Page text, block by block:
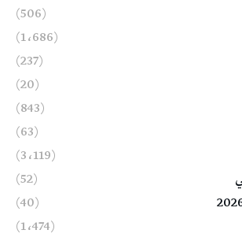
(506)
(1٬686)
(237)
(20)
(843)
(63)
(3٬119)
(52)
(40)
(1٬474)